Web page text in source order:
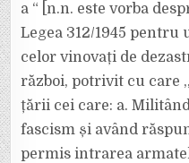
a “ [n.n. este vorba
Legea 312/1945
celor vinovați de
război, potrivit cu care
țării cei care: a.
fascism și având
permis intrarea